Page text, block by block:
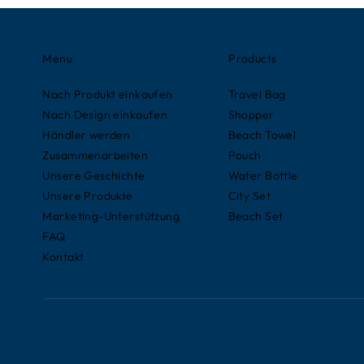
Menu
Nach Produkt einkaufen
Nach Design einkaufen
Händler werden
Zusammenarbeiten
Unsere Geschichte
Unsere Produkte
Marketing-Unterstützung
FAQ
Kontakt
Products
Travel Bag
Shopper
Beach Towel
Pouch
Water Bottle
City Set
Beach Set